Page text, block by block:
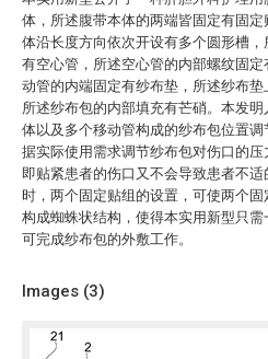
体，所述腹带本体的两端皆固定有固
体沿长度方向依次开设有多个圆形槽，
有空心管，所述空心管的内部螺纹固
动管的内端固定有纱布垫，所述纱布垫
所述纱布包的内部填充有芒硝。本发
体以及多个移动管构成的纱布包位置调
据实际使用需求调节纱布包对伤口的
即贴紧患者的伤口又不会导致患者不适
时，两个固定贴组的设置，可使两个
构成蜘蛛状结构，使得本实用新型只需
可完成纱布包的外敷工作。
Images (3)